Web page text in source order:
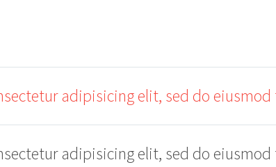
adipisicing elit, sed do
adipisicing elit, sed do